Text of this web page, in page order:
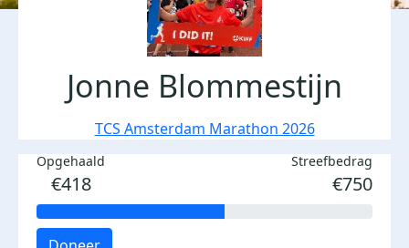
Jonne Blommestijn
TCS Amsterdam Marathon 2026
Opgehaald
€418
Streefbedrag
€750